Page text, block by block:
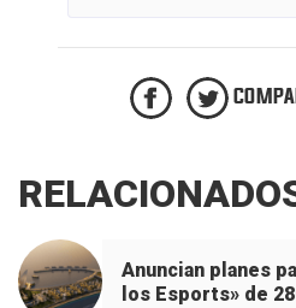
Anuncian planes
los Esports» de